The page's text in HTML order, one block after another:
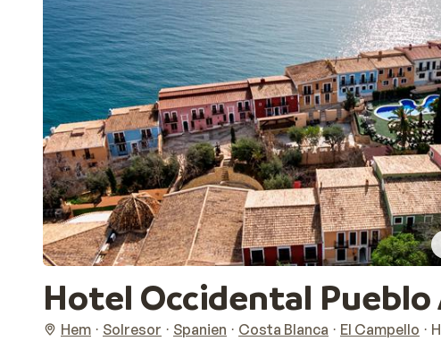
Hotel Occidental
Hem Solresor Spanien Costa Blanca El Campello